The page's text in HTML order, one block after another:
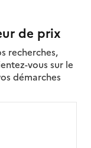
de prix
recherches,
vous sur le
démarches